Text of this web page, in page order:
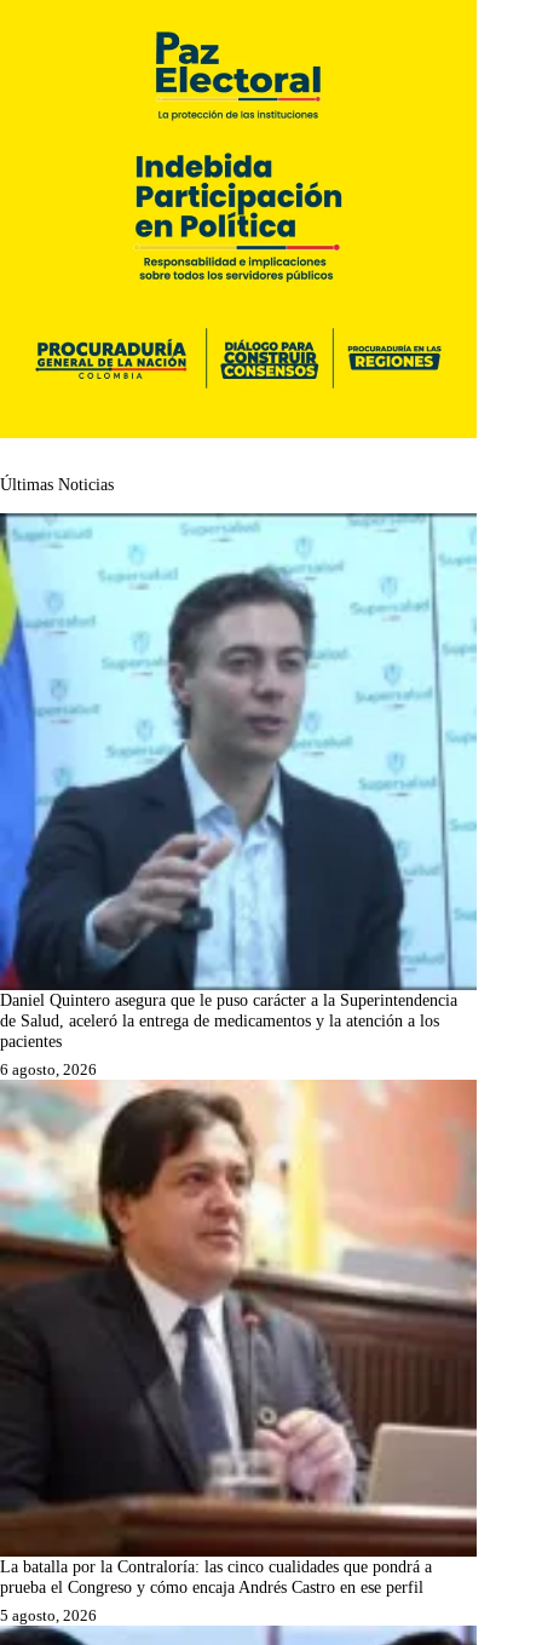
Últimas Noticias
Daniel Quintero asegura que le puso carácter a la Superintendencia
de Salud, aceleró la entrega de medicamentos y la atención a los
pacientes
6 agosto, 2026
La batalla por la Contraloría: las cinco cualidades que pondrá a
prueba el Congreso y cómo encaja Andrés Castro en ese perfil
5 agosto, 2026